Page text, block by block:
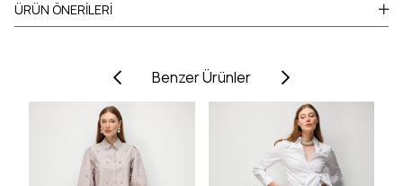
ÜRÜN ÖNERILERI
Benzer Ürünler